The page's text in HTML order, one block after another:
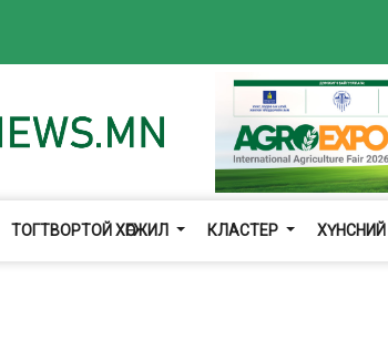
ТОГТВОРТОЙ ХӨГЖИЛ КЛАСТЕР